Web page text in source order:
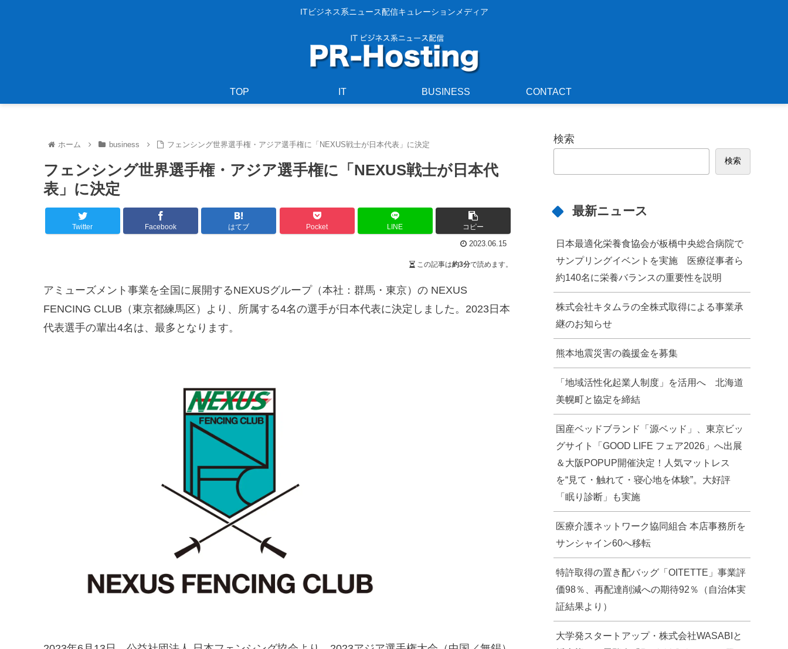
ITビジネス系ニュース配信キュレーションメディア
TOP IT BUSINESS CONTACT
ホーム business フェンシング世界選手権・アジア選手権に「NEXUS戦士が日本代表」に決定
フェンシング世界選手権・アジア選手権に「NEXUS戦士が日本代
表」に決定
Twitter Facebook はてブ Pocket LINE コピー
2023.06.15
この記事は約3分で読めます。
アミューズメント事業を全国に展開するNEXUSグループ（本社：群馬・東京）の NEXUS
FENCING CLUB（東京都練馬区）より、所属する4名の選手が日本代表に決定しました。2023日本
代表選手の輩出4名は、最多となります。
検索
検索
最新ニュース
日本最適化栄養食協会が板橋中央総合病院で
サンプリングイベントを実施 医療従事者ら
約140名に栄養バランスの重要性を説明
株式会社キタムラの全株式取得による事業承
継のお知らせ
熊本地震災害の義援金を募集
「地域活性化起業人制度」を活用へ 北海道
美幌町と協定を締結
国産ベッドブランド「源ベッド」、東京ビッ
グサイト「GOOD LIFE フェア2026」へ出展
＆大阪POPUP開催決定！人気マットレス
を“見て・触れて・寝心地を体験”。大好評
「眠り診断」も実施
医療介護ネットワーク協同組合 本店事務所を
サンシャイン60へ移転
特許取得の置き配バッグ「OITETTE」事業評
価98％、再配達削減への期待92％（自治体実
証結果より）
大学発スタートアップ・株式会社WASABIと